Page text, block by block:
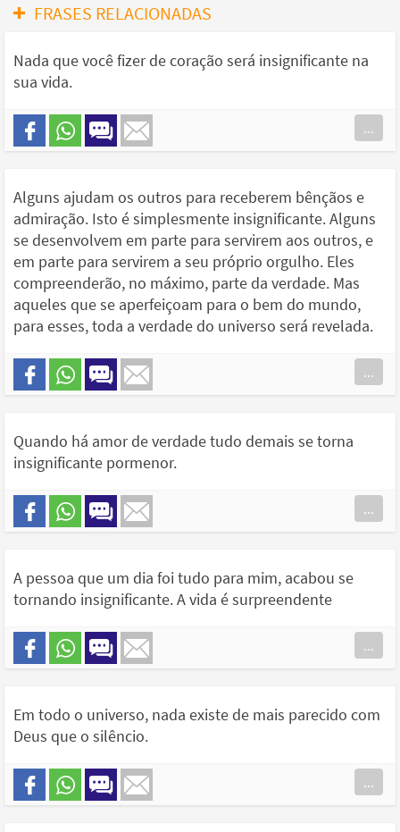
FRASES RELACIONADAS
Nada que você fizer de coração será insignificante na
sua vida.
...
Alguns ajudam os outros para receberem bênçãos e
admiração. Isto é simplesmente insignificante. Alguns
se desenvolvem em parte para servirem aos outros, e
em parte para servirem a seu próprio orgulho. Eles
compreenderão, no máximo, parte da verdade. Mas
aqueles que se aperfeiçoam para o bem do mundo,
para esses, toda a verdade do universo será revelada.
...
Quando há amor de verdade tudo demais se torna
insignificante pormenor.
...
A pessoa que um dia foi tudo para mim, acabou se
tornando insignificante. A vida é surpreendente
...
Em todo o universo, nada existe de mais parecido com
Deus que o silêncio.
...